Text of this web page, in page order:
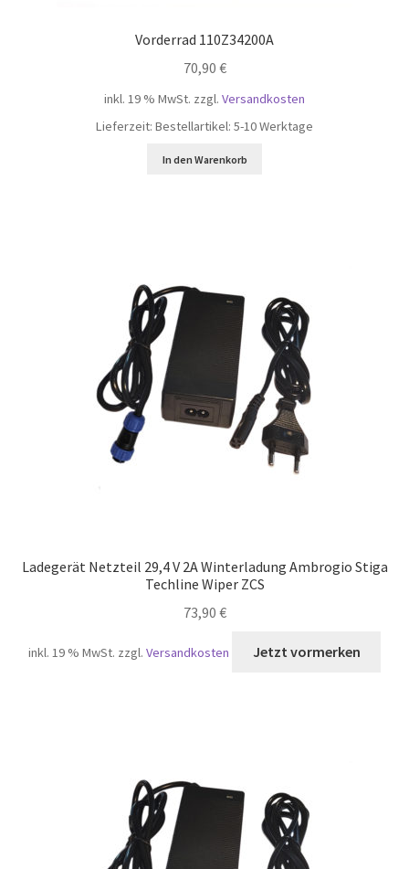
Vorderrad 110Z34200A
70,90 €
inkl. 19 % MwSt. zzgl. Versandkosten
Lieferzeit: Bestellartikel: 5-10 Werktage
In den Warenkorb
Ladegerät Netzteil 29,4 V 2A Winterladung Ambrogio Stiga
Techline Wiper ZCS
73,90 €
inkl. 19 % MwSt. zzgl. Versandkosten